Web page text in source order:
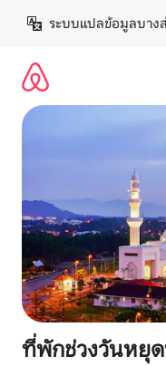
เนื้อหา
ระบบแปลข้อมูลบาง
ที่พักช่วงวันหยุ